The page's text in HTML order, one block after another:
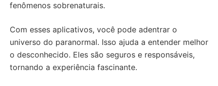
fenômenos sobrenaturais.
Com esses aplicativos, você pode adentrar o
universo do paranormal. Isso ajuda a entender melhor
o desconhecido. Eles são seguros e responsáveis,
tornando a experiência fascinante.